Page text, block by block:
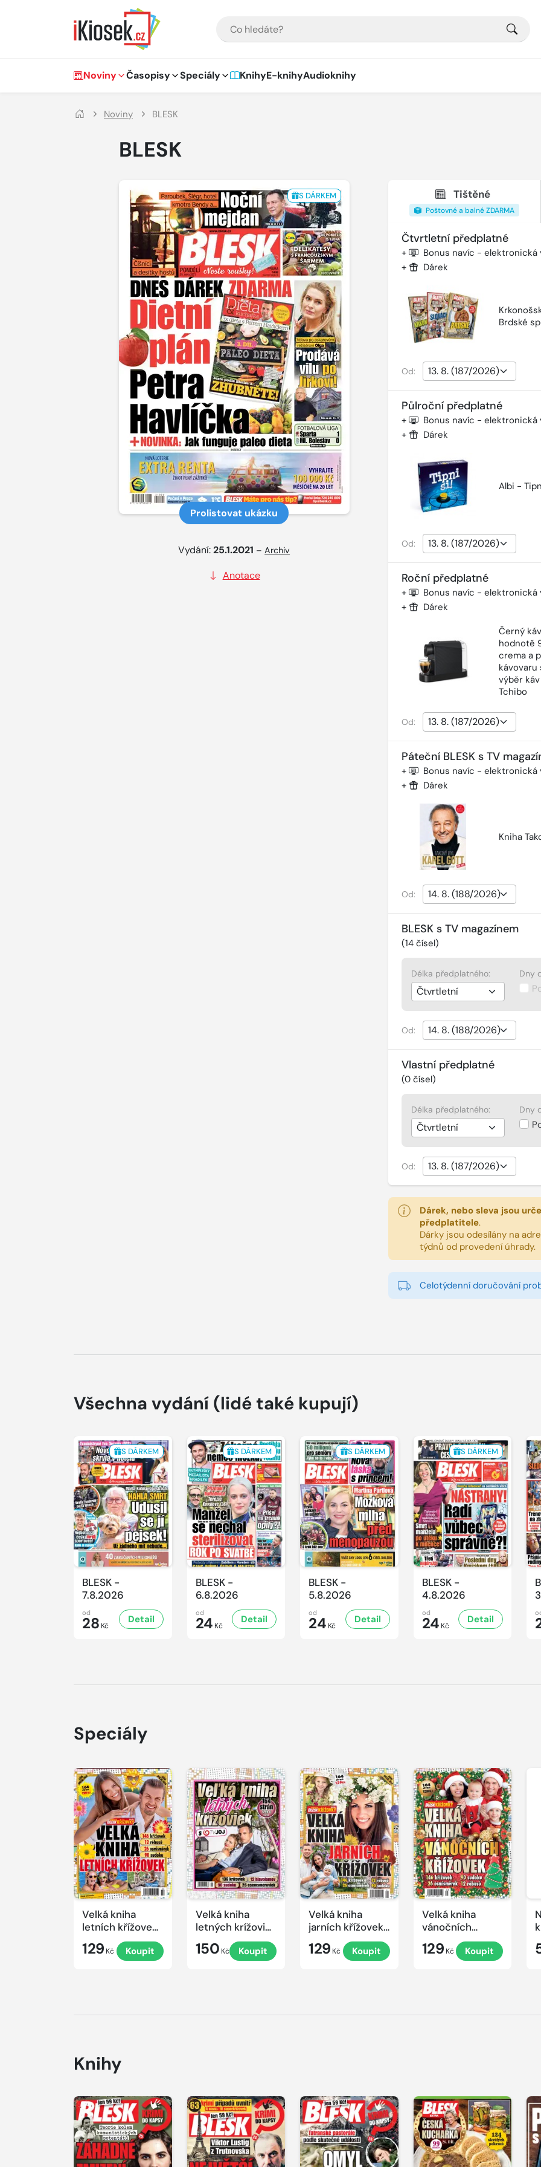
Hlavní navigace
Noviny Časopisy Speciály KnihyE-knihyAudioknihy
Noviny BLESK
BLESK
S DÁRKEM
Prolistovat ukázku
Vydání:25.1.2021 –Archiv
Anotace
Tištěné
Poštovné a balné ZDARMA
Čtvrtletní předplatné
+ Bonus navíc - elektronická
+ Dárek
Brdské
Od:
Půlroční předplatné
+ Bonus navíc - elektronická
+ Dárek
Albi -
Od:
Roční předplatné
+ Bonus navíc - elektronická
+
Dárek
Černý
hodnotě
crema a
kávovaru
výběr
Tchibo
Od:
Páteční BLESK s TV
+ Bonus navíc - elektronická
+ Dárek
Kniha
Od:
BLESK s TV magazínem
(14čísel)
Délka předplatného: Dny
Od:
Vlastní předplatné
(0čísel)
Délka předplatného: Dny
Od:
Dárek, nebo sleva jsou
předplatitele.
Dárky jsou odesílány na
týdnů od provedení úhrady.
Celotýdenní doručování
Všechna vydání (lidé také kupují)
S DÁRKEM
BLESK -
7.8.2026
od
28 Kč
Detail
S DÁRKEM
BLESK -
6.8.2026
od
24 Kč
Detail
S DÁRKEM
BLESK -
5.8.2026
od
24 Kč
Detail
S DÁRKEM
BLESK -
4.8.2026
od
24 Kč
Detail
Speciály
Velká kniha
letních křížovek
129 Kč Koupit
Velká kniha
letných krížoviek
s TV JOJ 2026
150 Kč Koupit
Velká kniha
jarních křížovek
129 Kč Koupit
Velká kniha
vánočních
křížovek 2025
129 Kč Koupit
Knihy